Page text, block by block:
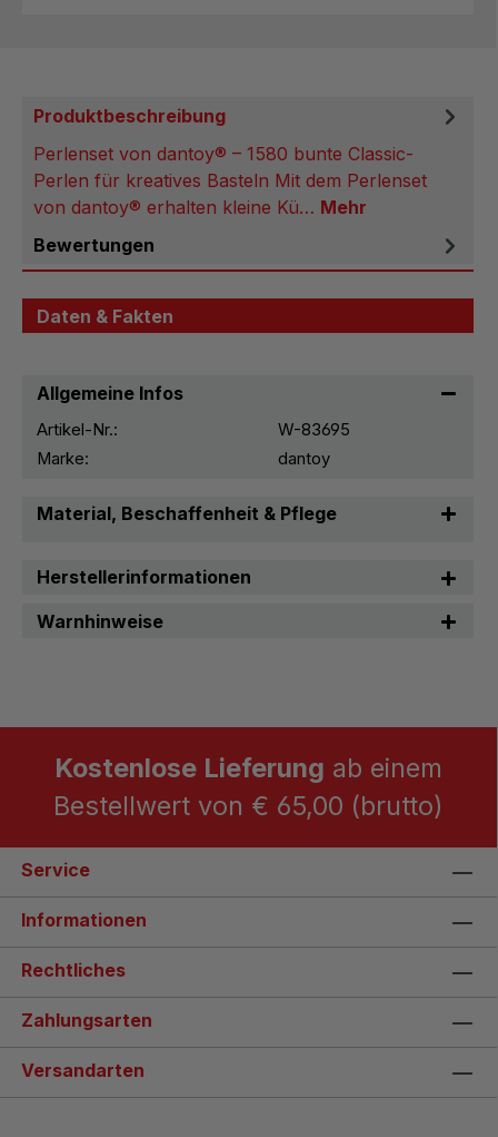
Produktbeschreibung
Perlenset von dantoy® – 1580 bunte Classic-
Perlen für kreatives Basteln Mit dem Perlenset
von dantoy® erhalten kleine Kü… Mehr
Bewertungen
Daten & Fakten
Allgemeine Infos
Artikel-Nr.:
W-83695
Marke:
dantoy
Material, Beschaffenheit & Pflege
Herstellerinformationen
Warnhinweise
Kostenlose Lieferung ab einem
Bestellwert von € 65,00 (brutto)
Service
Informationen
Rechtliches
Zahlungsarten
Versandarten